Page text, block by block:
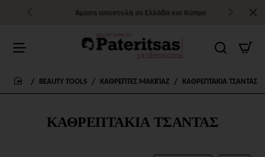
Άμεση αποστολή σε Ελλάδα και Κύπρο
ΚΑΘΡΕΠΤΑΚΙΑ ΤΣΑΝΤΑΣ
BEAUTY TOOLS ΚΑΘΡΕΠΤΕΣ ΜΑΚΙΓΙΑΖ ΚΑΘΡΕΠΤΑΚΙΑ ΤΣΑΝΤΑΣ